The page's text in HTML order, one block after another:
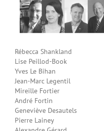
Rébecca Shankland
Lise Peillod-Book
Yves Le Bihan
Jean-Marc Legentil
Mireille Fortier
André Fortin
Geneviève Desautels
Pierre Lainey